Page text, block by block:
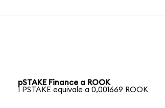
pSTAKE Finance a ROOK
1 PSTAKE equivale a 0,001669 ROOK